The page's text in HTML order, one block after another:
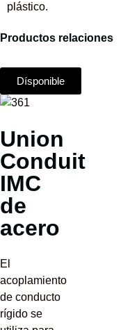
plástico.
Productos relaciones
Dísponible
Union
Conduit
IMC
de
acero
El
acoplamiento
de conducto
rígido se